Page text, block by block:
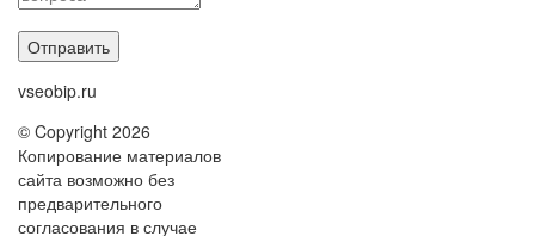
vseobip.ru
© Copyright 2026
Копирование материалов
сайта возможно без
предварительного
согласования в случае